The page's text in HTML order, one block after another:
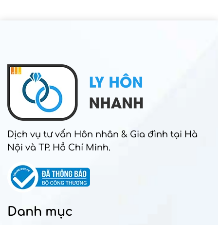
Dịch vụ tư vấn Hôn nhân & Gia đình tại Hà
Nội và TP. Hồ Chí Minh.
Danh mục